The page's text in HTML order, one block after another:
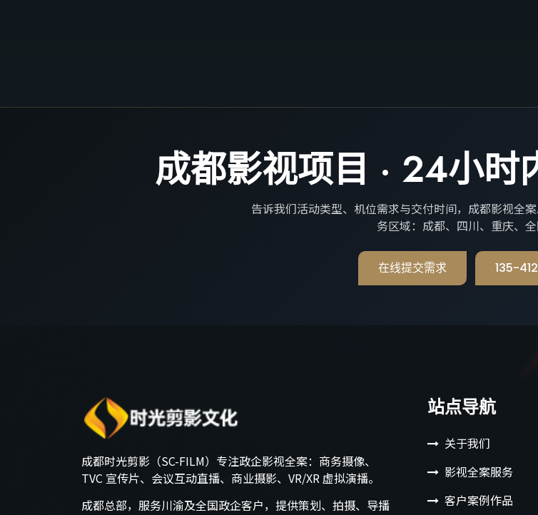
成都影视项目 · 24小时
告诉我们活动类型、机位需求与交付时间，成都影视全
务区域：成都、四川、重庆、全
在线提交需求 135-
成都时光剪影（SC-FILM）专注政企影视全案：商务摄像、
TVC 宣传片、会议互动直播、商业摄影、VR/XR 虚拟演播。
成都总部，服务川渝及全国政企客户，提供策划、拍摄、导播
站点导航
关于我们
影视全案服务
客户案例作品